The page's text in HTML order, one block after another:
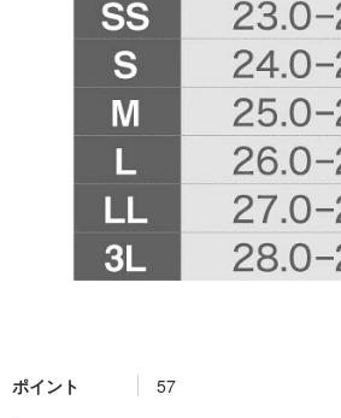
ポイント 57